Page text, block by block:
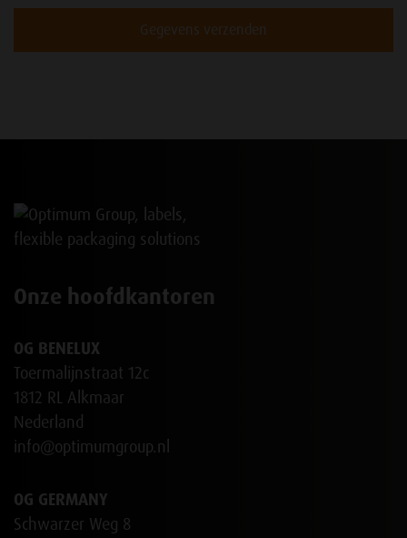
Gegevens verzenden
Onze hoofdkantoren
OG BENELUX
Toermalijnstraat 12c
1812 RL Alkmaar
Nederland
info@optimumgroup.nl
OG GERMANY
Schwarzer Weg 8